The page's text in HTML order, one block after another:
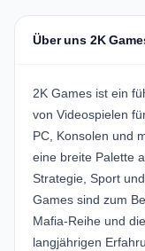
Über uns 2K
2K Games ist ein
von Videospielen
PC, Konsolen und
eine breite Palette
Strategie, Sport
Games sind zum
Mafia-Reihe und
langjährigen